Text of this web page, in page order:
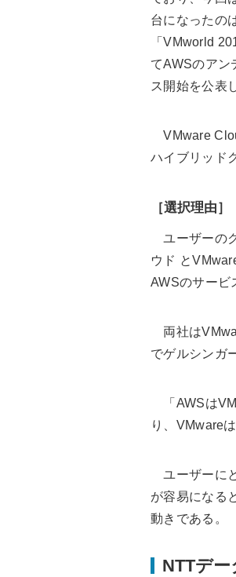
台になったの
「VMworld
てAWSのアン
ス開始を公表
VMware
ハイブリッド
［選択理由］
ユーザーの
ウド と
AWSのサービ
両社は
でゲルシンガ
「AWSは
り、VMware
ユーザーに
が容易になる
動きである。
NTTデ